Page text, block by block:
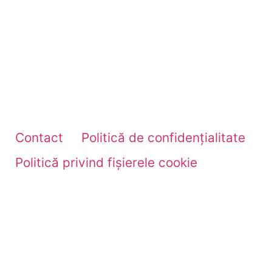
Contact
Politică de confidențialitate
Politică privind fișierele cookie